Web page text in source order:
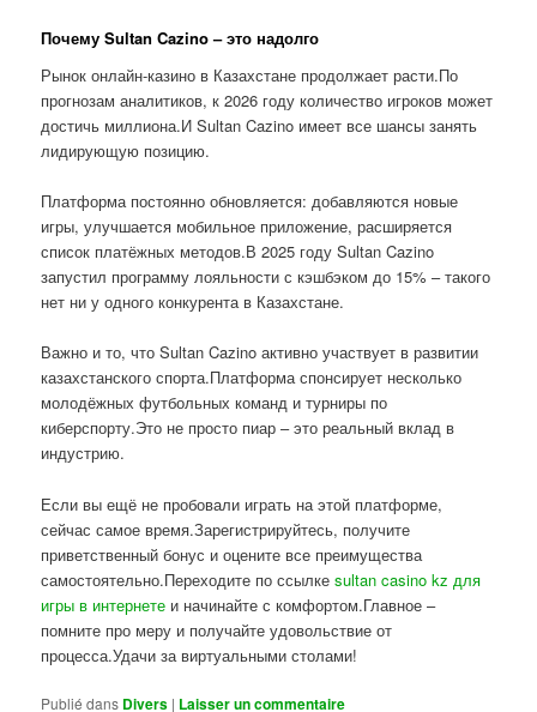
Почему Sultan Cazino – это надолго
Рынок онлайн-казино в Казахстане продолжает расти.По
прогнозам аналитиков, к 2026 году количество игроков может
достичь миллиона.И Sultan Cazino имеет все шансы занять
лидирующую позицию.
Платформа постоянно обновляется: добавляются новые
игры, улучшается мобильное приложение, расширяется
список платёжных методов.В 2025 году Sultan Cazino
запустил программу лояльности с кэшбэком до 15% – такого
нет ни у одного конкурента в Казахстане.
Важно и то, что Sultan Cazino активно участвует в развитии
казахстанского спорта.Платформа спонсирует несколько
молодёжных футбольных команд и турниры по
киберспорту.Это не просто пиар – это реальный вклад в
индустрию.
Если вы ещё не пробовали играть на этой платформе,
сейчас самое время.Зарегистрируйтесь, получите
приветственный бонус и оцените все преимущества
самостоятельно.Переходите по ссылкеsultan casino kz для
игры в интернете и начинайте с комфортом.Главное –
помните про меру и получайте удовольствие от
процесса.Удачи за виртуальными столами!
Publié dans Divers | Laisser un commentaire